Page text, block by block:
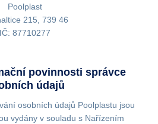
Poolplast
215, 739 46
IČ: 87710277
povinnosti správce
údajů
osobních údajů Poolplastu jsou
vydány v souladu s Nařízením